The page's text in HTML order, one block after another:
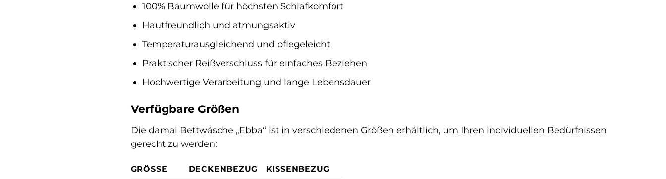
100% Baumwolle für höchsten Schlafkomfort
Hautfreundlich und atmungsaktiv
Temperaturausgleichend und pflegeleicht
Praktischer Reißverschluss für einfaches Beziehen
Hochwertige Verarbeitung und lange Lebensdauer
Verfügbare Größen
Die damai Bettwäsche „Ebba“ ist in verschiedenen Größen erhältlich, um Ihren individuellen Bedürfnissen
gerecht zu werden:
GRÖSSE DECKENBEZUG
KISSENBEZUG